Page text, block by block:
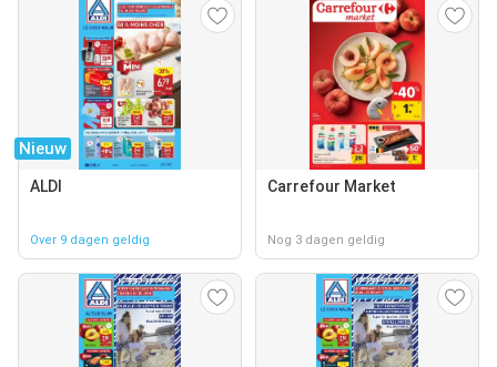
Nieuw
ALDI
Over 9 dagen geldig
Carrefour Market
Nog 3 dagen geldig